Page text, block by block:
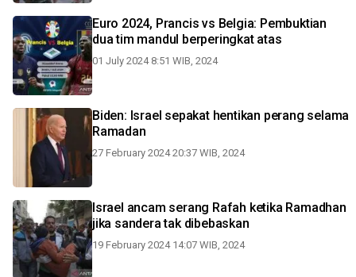
Euro 2024, Prancis vs Belgia: Pembuktian
dua tim mandul berperingkat atas
01 July 2024 8:51 WIB, 2024
Biden: Israel sepakat hentikan perang selama
Ramadan
27 February 2024 20:37 WIB, 2024
Israel ancam serang Rafah ketika Ramadhan
jika sandera tak dibebaskan
19 February 2024 14:07 WIB, 2024